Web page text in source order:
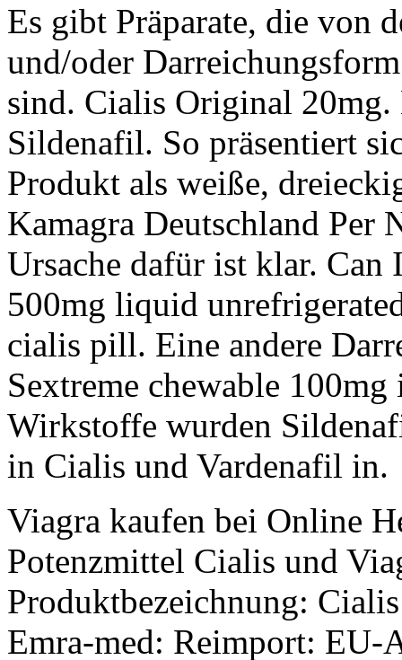
Es gibt Präparate, die von
und/oder
sind. Cialis Original 20mg.
Sildenafil. So präsentiert
Produkt als weiße,
Kamagra Deutschland Per
Ursache dafür ist klar.
500mg liquid
cialis pill. Eine andere
Sextreme chewable
Wirkstoffe wurden
in Cialis und Vardenafil in.
Viagra kaufen bei Online
Potenzmittel Cialis und
Produktbezeichnung:
Emra-med: Reimport: EU-